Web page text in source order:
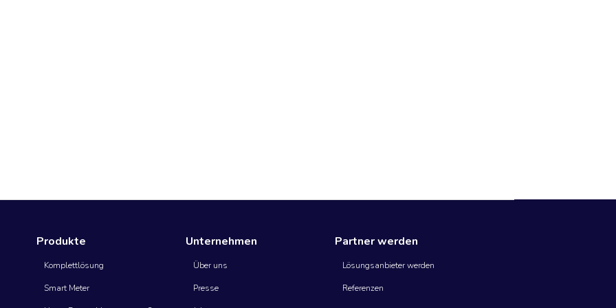
Produkte
Komplettlösung
Smart Meter
Unternehmen
Über uns
Presse
Partner werden
Lösungsanbieter werden
Referenzen